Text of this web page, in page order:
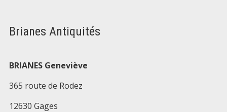
Brianes Antiquités
BRIANES Geneviève
365 route de Rodez
12630 Gages